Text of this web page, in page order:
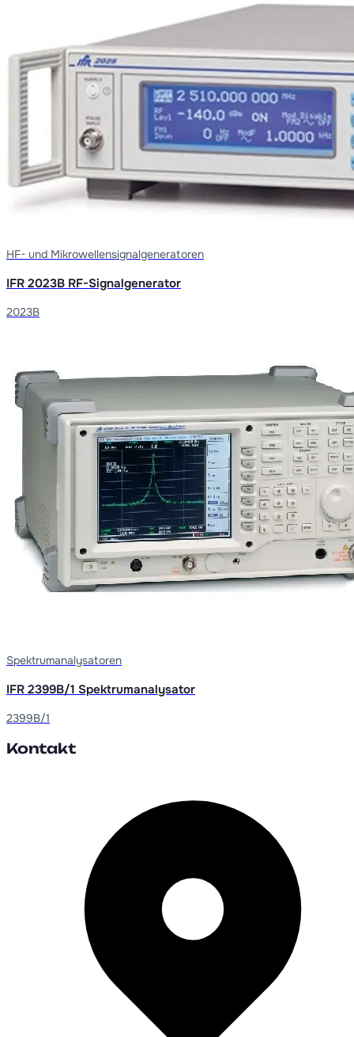
HF- und Mikrowellensignalgeneratoren
IFR 2023B RF-Signalgenerator
2023B
Spektrumanalysatoren
IFR 2399B/1 Spektrumanalysator
2399B/1
Kontakt